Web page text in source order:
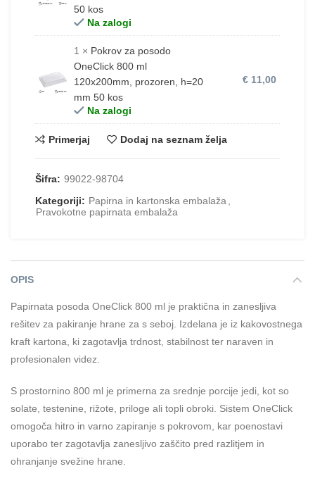
50 kos
Na zalogi
1 × Pokrov za posodo
OneClick 800 ml
120x200mm, prozoren, h=20
mm 50 kos
Na zalogi
€ 11,00
Primerjaj Dodaj na seznam želja
Šifra: 99022-98704
Kategoriji: Papirna in kartonska embalaža
Pravokotne papirnata embalaža
OPIS
Papirnata posoda OneClick 800 ml je praktična in zanesljiva
rešitev za pakiranje hrane za s seboj. Izdelana je iz kakovostnega
kraft kartona, ki zagotavlja trdnost, stabilnost ter naraven in
profesionalen videz.
S prostornino 800 ml je primerna za srednje porcije jedi, kot so
solate, testenine, rižote, priloge ali topli obroki. Sistem OneClick
omogoča hitro in varno zapiranje s pokrovom, kar poenostavi
uporabo ter zagotavlja zanesljivo zaščito pred razlitjem in
ohranjanje svežine hrane.